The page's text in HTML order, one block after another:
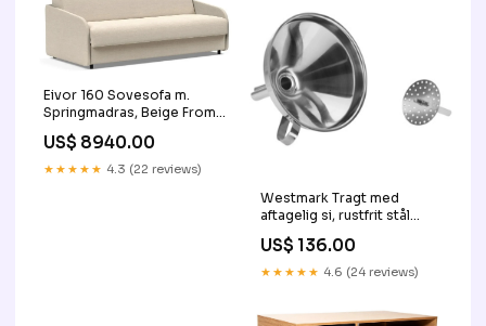
Eivor 160 Sovesofa m.
Springmadras, Beige From
US$ 8940.00
★★★★★ 4.3 (22 reviews)
Westmark Tragt med
aftagelig si, rustfrit stål
Storage and shelves
US$ 136.00
★★★★★ 4.6 (24 reviews)